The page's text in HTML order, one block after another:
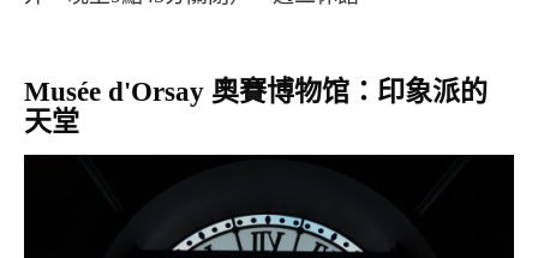
Musée d'Orsay 奧賽博物馆：印象派的
天堂